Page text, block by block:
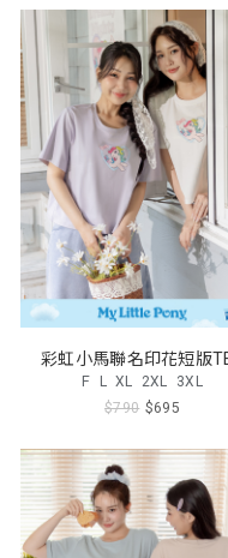
彩虹小馬聯名印花短版
F L XL 2XL 3XL
$790 $695